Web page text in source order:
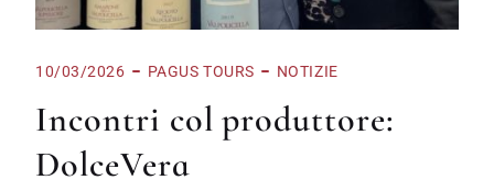
10/03/2026 PAGUS TOURS NOTIZIE
Incontri col produttore:
DolceVera